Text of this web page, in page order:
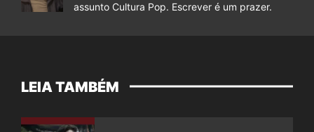
assunto Cultura Pop. Escrever é um prazer.
LEIA TAMBÉM